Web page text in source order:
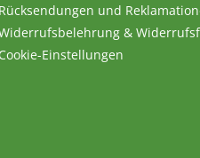
Rücksendungen und
&
Cookie-Einstellungen